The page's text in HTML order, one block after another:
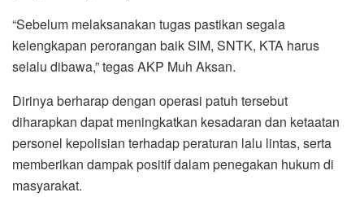
“Sebelum melaksanakan tugas pastikan segala
kelengkapan perorangan baik SIM, SNTK, KTA harus
selalu dibawa,” tegas AKP Muh Aksan.
Dirinya berharap dengan operasi patuh tersebut
diharapkan dapat meningkatkan kesadaran dan ketaatan
personel kepolisian terhadap peraturan lalu lintas, serta
memberikan dampak positif dalam penegakan hukum di
masyarakat.